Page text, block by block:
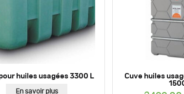
huiles usagées 3300 L
En savoir plus
Cuve huiles